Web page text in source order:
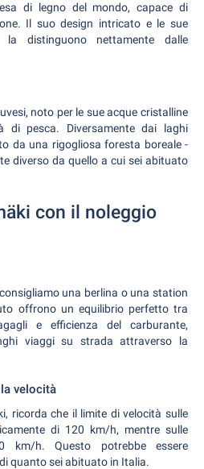
di legno del mondo, capace di
Il suo design intricato e le sue
la distinguono nettamente dalle
noto per le sue acque cristalline
di pesca. Diversamente dai laghi
da una rigogliosa foresta boreale -
diverso da quello a cui sei abituato
con il noleggio
una berlina o una station
offrono un equilibrio perfetto tra
e efficienza del carburante,
viaggi su strada attraverso la
velocità
ricorda che il limite di velocità sulle
di 120 km/h, mentre sulle
h. Questo potrebbe essere
quanto sei abituato in Italia.